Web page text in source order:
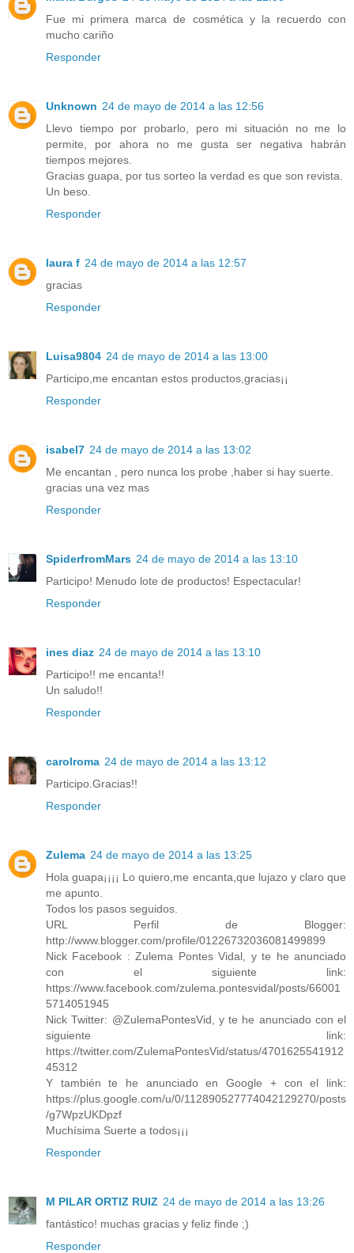
Fue mi primera marca de cosmética y la recuerdo con
mucho cariño
Responder
Unknown 24 de mayo de 2014 a las 12:56
Llevo tiempo por probarlo, pero mi situación no me lo
permite, por ahora no me gusta ser negativa habrán
tiempos mejores.
Gracias guapa, por tus sorteo la verdad es que son revista.
Un beso.
Responder
laura f 24 de mayo de 2014 a las 12:57
gracias
Responder
Luisa9804 24 de mayo de 2014 a las 13:00
Participo,me encantan estos productos,gracias¡¡
Responder
isabel7 24 de mayo de 2014 a las 13:02
Me encantan , pero nunca los probe ,haber si hay suerte.
gracias una vez mas
Responder
SpiderfromMars 24 de mayo de 2014 a las 13:10
Participo! Menudo lote de productos! Espectacular!
Responder
ines diaz 24 de mayo de 2014 a las 13:10
Participo!! me encanta!!
Un saludo!!
Responder
carolroma 24 de mayo de 2014 a las 13:12
Participo.Gracias!!
Responder
Zulema 24 de mayo de 2014 a las 13:25
Hola guapa¡¡¡¡ Lo quiero,me encanta,que lujazo y claro que
me apunto.
Todos los pasos seguidos.
URL Perfil de Blogger:
http://www.blogger.com/profile/01226732036081499899
Nick Facebook : Zulema Pontes Vidal, y te he anunciado
con el siguiente link:
https://www.facebook.com/zulema.pontesvidal/posts/66001
5714051945
Nick Twitter: @ZulemaPontesVid, y te he anunciado con el
siguiente link:
https://twitter.com/ZulemaPontesVid/status/4701625541912
45312
Y también te he anunciado en Google + con el link:
https://plus.google.com/u/0/112890527774042129270/posts
/g7WpzUKDpzf
Muchísima Suerte a todos¡¡¡
Responder
M PILAR ORTIZ RUIZ 24 de mayo de 2014 a las 13:26
fantástico! muchas gracias y feliz finde ;)
Responder